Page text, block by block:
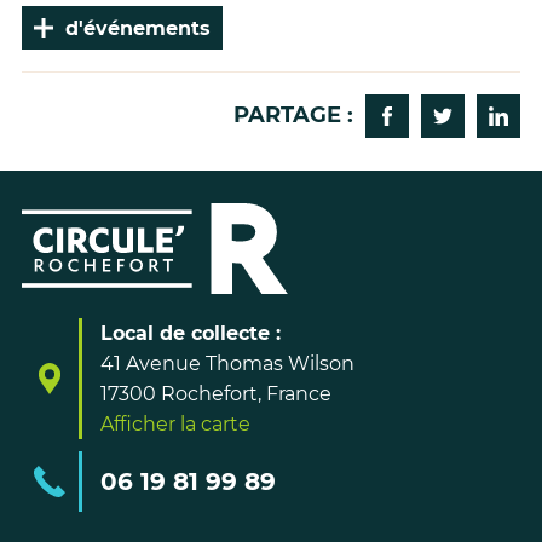
Plus
d'événements
PARTAGE : Partager sur
Partager
Local de collecte :
41 Avenue Thomas Wilson
17300 Rochefort, France
Afficher la carte
06 19 81 99 89